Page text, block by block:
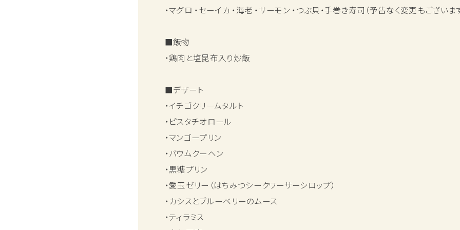
・マグロ ・セーイカ ・海老 ・サーモン ・つぶ貝・手巻き寿司（予告なく変更もございま
■飯物
・鶏肉と塩昆布入り炒飯
■デザート
・イチゴクリームタルト
・ピスタチオロール
・マンゴープリン
・バウムクーヘン
・黒糖プリン
・愛玉ゼリー（はちみつシークワーサーシロップ）
・カシスとブルーベリーのムース
・ティラミス